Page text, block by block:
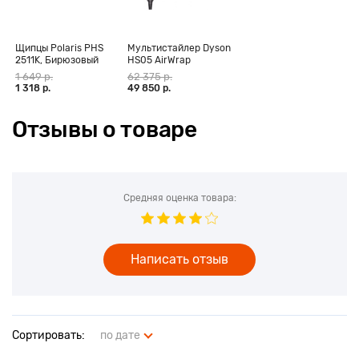
Щипцы Polaris PHS
2511K, Бирюзовый
1 649 р.
1 318 р.
Мультистайлер Dyson
HS05 AirWrap
Complete Long,
фуксия (CN)
62 375 р.
49 850 р.
Отзывы о товаре
Сортировать: по дате
Средняя оценка товара:
Написать отзыв